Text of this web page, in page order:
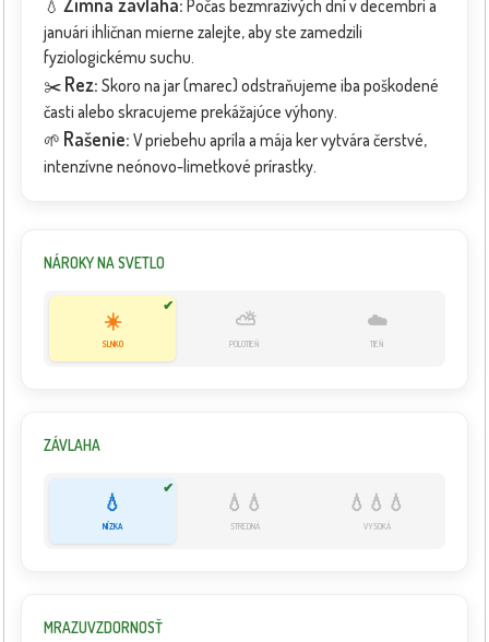
💧
Počas bezmrazivých dní v decembri a
januári ihličnan mierne zalejte, aby ste zamedzili
fyziologickému suchu.
✂️ Rez: Skoro na jar (marec) odstraňujeme iba poškodené
časti alebo skracujeme prekážajúce výhony.
🌱 Rašenie: V priebehu apríla a mája ker vytvára čerstvé,
intenzívne neónovo-limetkové prírastky.
NÁROKY NA SVETLO
✔
☀️
SLNKO
⛅
POLOTIEŇ
☁️
TIEŇ
ZÁVLAHA
✔
💧
NÍZKA
💧💧
STREDNÁ
💧💧💧
VYSOKÁ
MRAZUVZDORNOSŤ